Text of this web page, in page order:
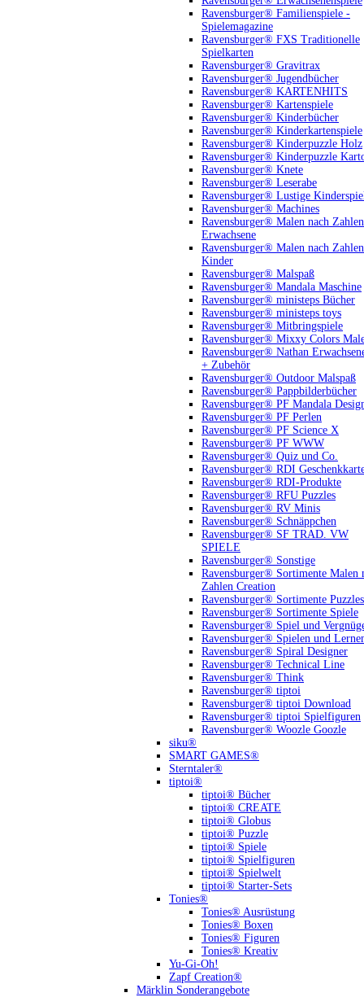
Ravensburger® Familienspiele -
Spielemagazine
Ravensburger® FXS Traditionelle
Spielkarten
Ravensburger® Gravitrax
Ravensburger® Jugendbücher
Ravensburger® KARTENHITS
Ravensburger® Kartenspiele
Ravensburger® Kinderbücher
Ravensburger® Kinderkartenspiele
Ravensburger® Kinderpuzzle Holz
Ravensburger® Kinderpuzzle
Ravensburger® Knete
Ravensburger® Leserabe
Ravensburger® Lustige
Ravensburger® Machines
Ravensburger® Malen nach Zahlen
Erwachsene
Ravensburger® Malen nach Zahlen
Kinder
Ravensburger® Malspaß
Ravensburger® Mandala Maschine
Ravensburger® ministeps Bücher
Ravensburger® ministeps toys
Ravensburger® Mitbringspiele
Ravensburger® Mixxy Colors
Ravensburger® Nathan
+ Zubehör
Ravensburger® Outdoor Malspaß
Ravensburger® Pappbilderbücher
Ravensburger® PF Mandala
Ravensburger® PF Perlen
Ravensburger® PF Science X
Ravensburger® PF WWW
Ravensburger® Quiz und Co.
Ravensburger® RDI
Ravensburger® RDI-Produkte
Ravensburger® RFU Puzzles
Ravensburger® RV Minis
Ravensburger® Schnäppchen
Ravensburger® SF TRAD. VW
SPIELE
Ravensburger® Sonstige
Ravensburger® Sortimente Malen
Zahlen Creation
Ravensburger® Sortimente Puzzles
Ravensburger® Sortimente Spiele
Ravensburger® Spiel und
Ravensburger® Spielen und
Ravensburger® Spiral Designer
Ravensburger® Technical Line
Ravensburger® Think
Ravensburger® tiptoi
Ravensburger® tiptoi Download
Ravensburger® tiptoi Spielfiguren
Ravensburger® Woozle Goozle
siku®
SMART GAMES®
Sterntaler®
tiptoi®
tiptoi® Bücher
tiptoi® CREATE
tiptoi® Globus
tiptoi® Puzzle
tiptoi® Spiele
tiptoi® Spielfiguren
tiptoi® Spielwelt
tiptoi® Starter-Sets
Tonies®
Tonies® Ausrüstung
Tonies® Boxen
Tonies® Figuren
Tonies® Kreativ
Yu-Gi-Oh!
Zapf Creation®
Märklin Sonderangebote